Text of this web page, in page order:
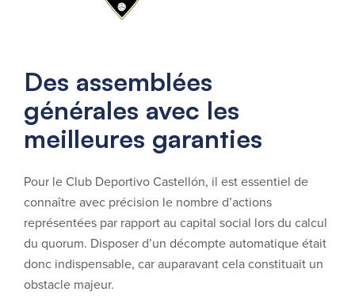
Des assemblées
générales avec les
meilleures garanties
Pour le Club Deportivo Castellón, il est essentiel de
connaître avec précision le nombre d’actions
représentées par rapport au capital social lors du calcul
du quorum. Disposer d’un décompte automatique était
donc indispensable, car auparavant cela constituait un
obstacle majeur.